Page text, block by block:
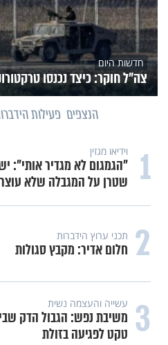
חדשות היום
צה"ל חוקר: כיצד נכנסו
הנצפים פעילות
1 וידיאו מגזין
"הגמגום לא מגדיר אותי":
שטרן על המגבלה שלא
2 תכני ערוץ הידברות
חלום אדיר: מקבץ סגולות
3 עשייה והעצמה נשית
משיבת נפש: הגבול הדק
טקט לפגיעה בזולת